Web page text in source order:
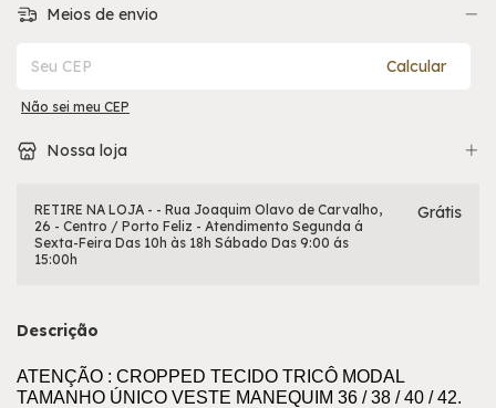
Meios de envio
Calcular
Não sei meu CEP
Nossa loja
RETIRE NA LOJA - - Rua Joaquim Olavo de Carvalho,
26 - Centro / Porto Feliz - Atendimento Segunda á
Sexta-Feira Das 10h às 18h Sábado Das 9:00 ás
15:00h
Grátis
Descrição
ATENÇÃO : CROPPED TECIDO TRICÔ MODAL
TAMANHO ÚNICO VESTE MANEQUIM 36 / 38 / 40 / 42.